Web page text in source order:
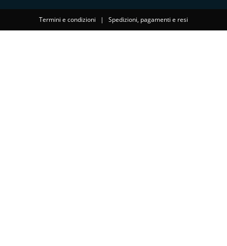
Termini e condizioni | Spedizioni, pagamenti e resi